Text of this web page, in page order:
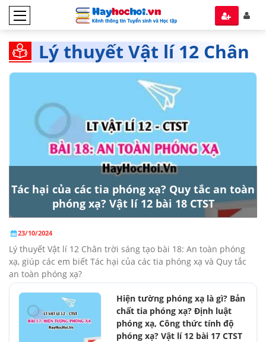
Lý thuyết Vật lí 12 Chân
trời Sáng tạo
Tác hại của các tia phóng xạ? Quy tắc an toàn
phóng xạ? Vật lí 12 bài 18 CTST
23/10/2024
Lý thuyết Vật lí 12 Chân trời sáng tạo bài 18: An toàn phóng
xạ, giúp các em biết Tác hại của các tia phóng xạ và Quy tắc
an toàn phóng xạ?
Hiện tường phóng xạ là gì? Bản
chất tia phóng xạ? Định luật
phóng xạ, Công thức tính độ
phóng xạ? Vật lí 12 bài 17 CTST